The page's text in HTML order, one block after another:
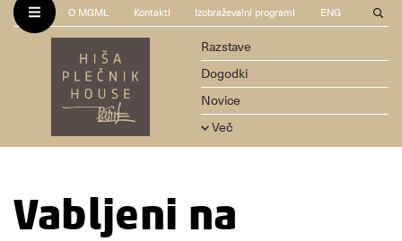
O MGML Kontakti Izobraževalni programi ENG
Razstave
Dogodki
Novice
Več
Vabljeni na